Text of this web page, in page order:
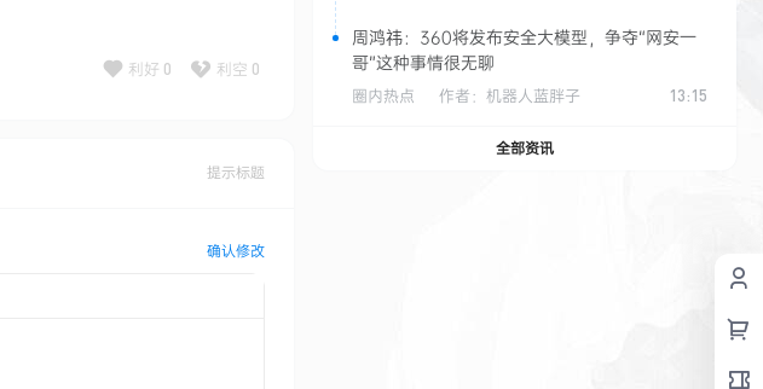
利好 0 利空 0
提示标题
确认修改
周鸿祎：360将发布安全大模型，争夺“网安一
哥”这种事情很无聊
圈内热点 作者： 机器人蓝胖子 13:15
全部资讯